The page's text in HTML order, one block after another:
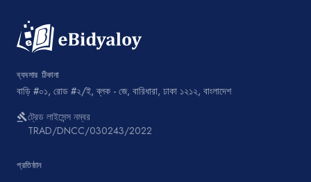
ব্যবসার ঠিকানা
বাড়ি #০১, রোড #২/ই, ব্লক - জে, বারিধারা, ঢাকা ১২১২, বাংলাদেশ
gavelট্রেড লাইসেন্স নম্বর
TRAD/DNCC/030243/2022
প্রতিষ্ঠান